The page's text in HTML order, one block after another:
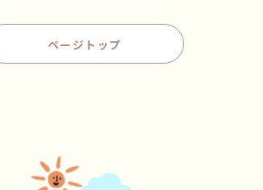
ページトップ